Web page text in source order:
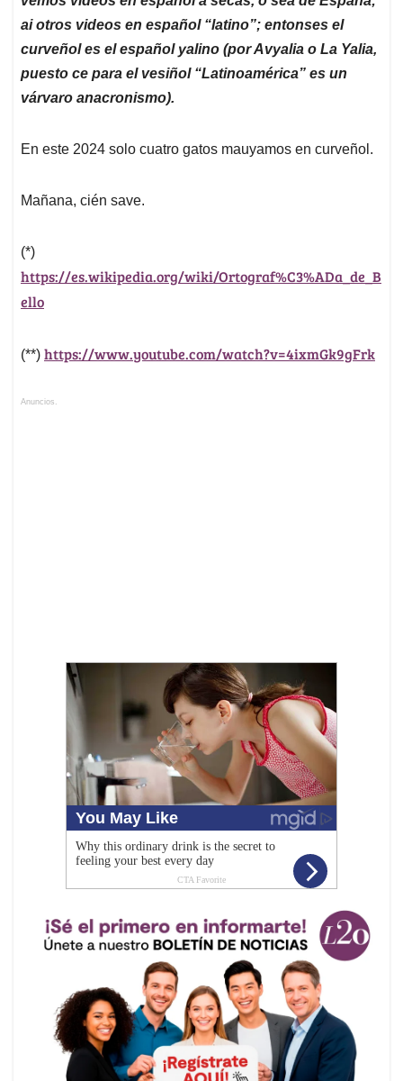
ai otros videos en español “latino”; entonses el
curveñol es el español yalino (por Avyalia o La Yalia,
puesto ce para el vesiñol “Latinoamérica” es un
várvaro anacronismo).
En este 2024 solo cuatro gatos mauyamos en curveñol.
Mañana, cién save.
(*)
https://es.wikipedia.org/wiki/Ortograf%C3%ADa_de_B
ello
(**) https://www.youtube.com/watch?v=4ixmGk9gFrk
Anuncios.